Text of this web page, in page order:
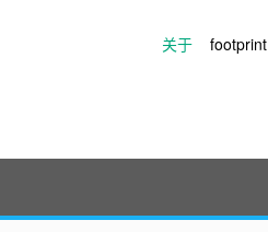
关于 footprint